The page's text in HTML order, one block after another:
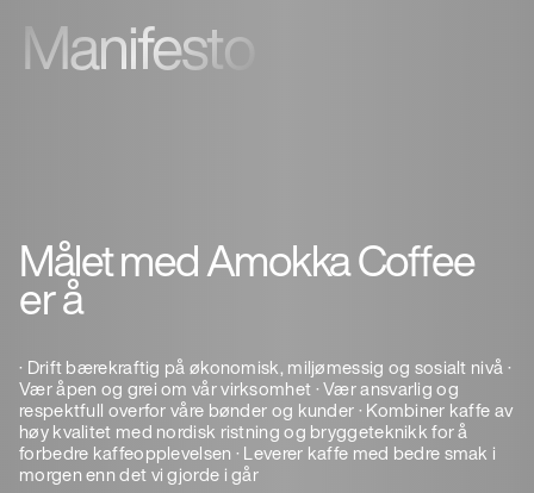
Manifesto
Målet med Amokka Coffee
er å
· Drift bærekraftig på økonomisk, miljømessig og sosialt nivå ·
Vær åpen og grei om vår virksomhet · Vær ansvarlig og
respektfull overfor våre bønder og kunder · Kombiner kaffe av
høy kvalitet med nordisk ristning og bryggeteknikk for å
forbedre kaffeopplevelsen · Leverer kaffe med bedre smak i
morgen enn det vi gjorde i går